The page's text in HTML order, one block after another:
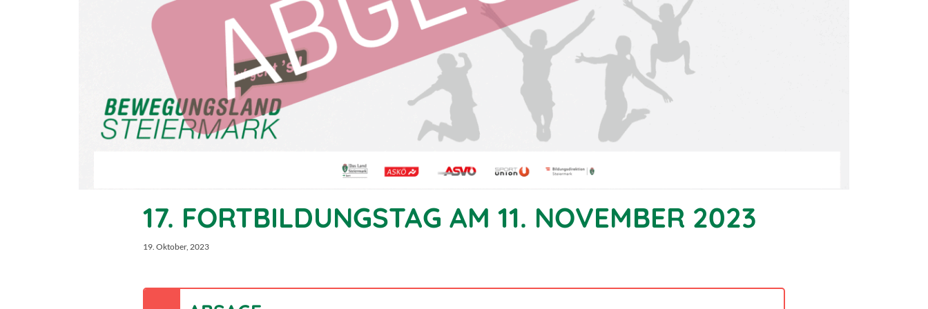
17. FORTBILDUNGSTAG AM 11. NOVEMBER 2023
19. Oktober, 2023